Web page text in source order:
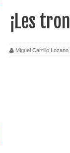
¡Les
Miguel Carrillo Lozano